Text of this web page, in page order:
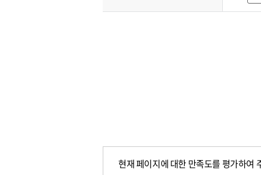
현재 페이지에 대한 만족도를 평가하여